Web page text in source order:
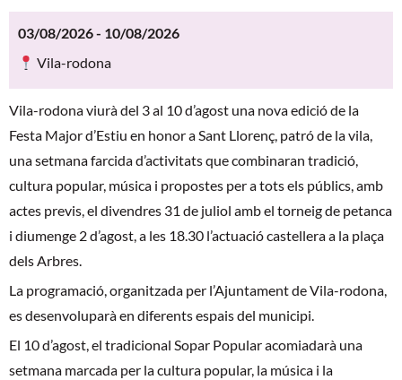
03/08/2026 - 10/08/2026
Vila-rodona
Vila-rodona viurà del 3 al 10 d’agost una nova edició de la
Festa Major d’Estiu en honor a Sant Llorenç, patró de la vila,
una setmana farcida d’activitats que combinaran tradició,
cultura popular, música i propostes per a tots els públics, amb
actes previs, el divendres 31 de juliol amb el torneig de petanca
i diumenge 2 d’agost, a les 18.30 l’actuació castellera a la plaça
dels Arbres.
La programació, organitzada per l’Ajuntament de Vila-rodona,
es desenvoluparà en diferents espais del municipi.
El 10 d’agost, el tradicional Sopar Popular acomiadarà una
setmana marcada per la cultura popular, la música i la